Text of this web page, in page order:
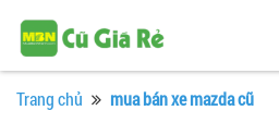
Trang chủ mua bán xe mazda cũ